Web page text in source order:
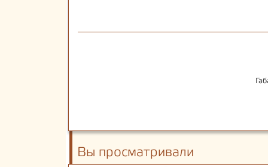
Вы просматривали